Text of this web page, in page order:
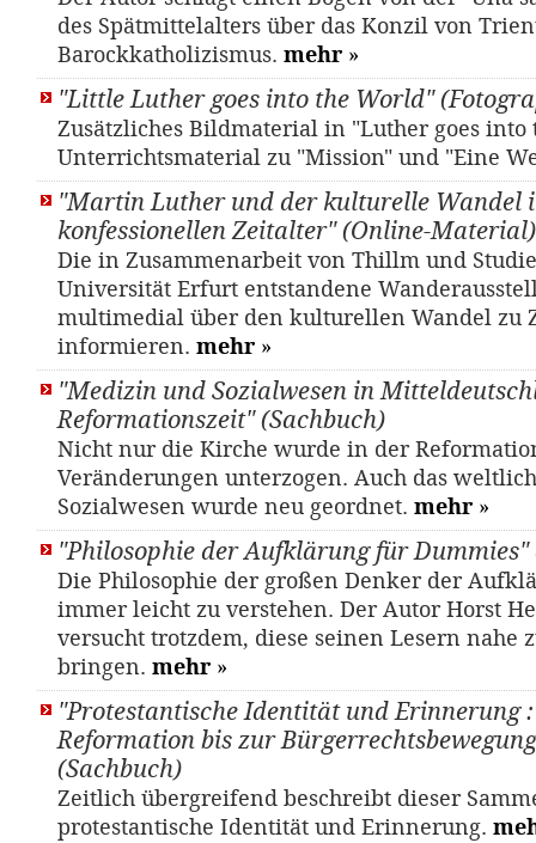
des Spätmittelalters über das Konzil von
Barockkatholizismus. mehr »
"Little Luther goes into the World"
Zusätzliches Bildmaterial in "Luther goes into
Unterrichtsmaterial zu "Mission" und "Eine
"Martin Luther und der kulturelle Wandel
konfessionellen Zeitalter" (Online-Material)
Die in Zusammenarbeit von Thillm und
Universität Erfurt entstandene
multimedial über den kulturellen Wandel zu
informieren. mehr »
"Medizin und Sozialwesen in
Reformationszeit" (Sachbuch)
Nicht nur die Kirche wurde in der
Veränderungen unterzogen. Auch das
Sozialwesen wurde neu geordnet. mehr »
"Philosophie der Aufklärung für Dummies"
Die Philosophie der großen Denker der
immer leicht zu verstehen. Der Autor Horst
versucht trotzdem, diese seinen Lesern nahe
bringen. mehr »
"Protestantische Identität und Erinnerung
Reformation bis zur
(Sachbuch)
Zeitlich übergreifend beschreibt dieser
protestantische Identität und Erinnerung.